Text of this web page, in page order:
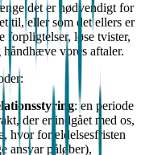
det er nødvendigt for
til, eller som det ellers er
forpligtelser, løse tvister,
håndhæve vores aftaler.
: en periode
der er indgået med os,
hvor forældelsesfristen
ansvar påløber),